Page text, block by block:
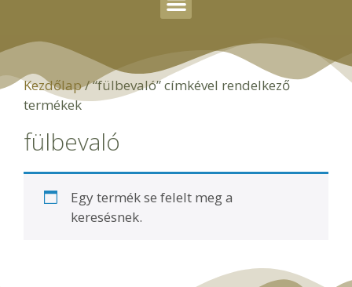
Kezdőlap/ “fülbevaló” címkével rendelkező
termékek
fülbevaló
Egy termék se felelt meg a
keresésnek.